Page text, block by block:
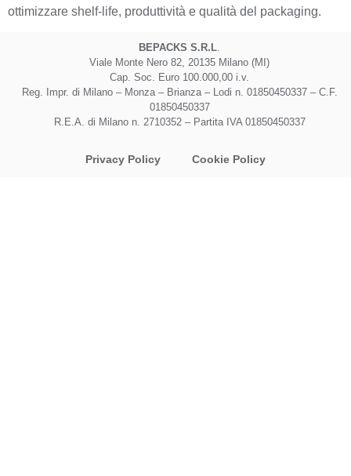
ottimizzare shelf-life, produttività e qualità del packaging.
BEPACKS S.R.L.
Viale Monte Nero 82, 20135 Milano (MI)
Cap. Soc. Euro 100.000,00 i.v.
Reg. Impr. di Milano – Monza – Brianza – Lodi n. 01850450337 – C.F.
01850450337
R.E.A. di Milano n. 2710352 – Partita IVA 01850450337
Privacy Policy Cookie Policy